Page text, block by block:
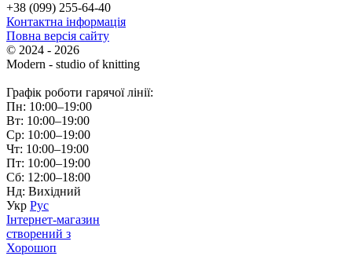
+38 (099) 255-64-40
Контактна інформація
Повна версія сайту
© 2024 - 2026
Modern - studio of knitting
Графік роботи гарячої лінії:
Пн: 10:00–19:00
Вт: 10:00–19:00
Ср: 10:00–19:00
Чт: 10:00–19:00
Пт: 10:00–19:00
Сб: 12:00–18:00
Нд: Вихідний
Укр Рус
Інтернет-магазин
створений з
Хорошоп